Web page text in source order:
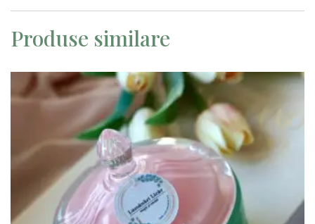
Produse similare